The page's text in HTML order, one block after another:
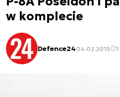
w komplecie
Defence2404.02.2013 1